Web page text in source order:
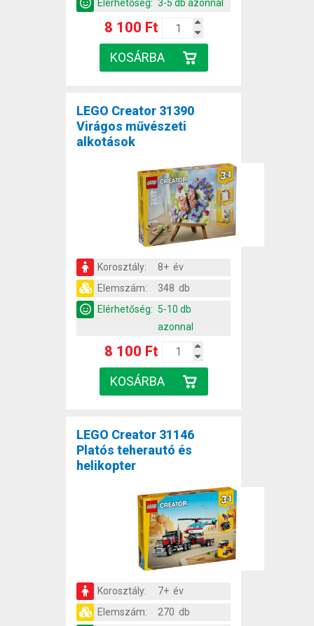
Elérhetőség: 3-5 db azonnal
8 100 Ft
LEGO Creator 31390
Virágos művészeti
alkotások
Korosztály:
8+ év
Elemszám:
348 db
Elérhetőség: 5-10 db
azonnal
8 100 Ft
LEGO Creator 31146
Platós teherautó és
helikopter
Korosztály:
7+ év
Elemszám:
270 db